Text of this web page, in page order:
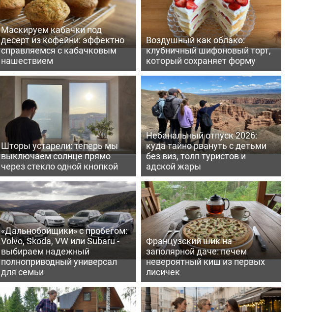
Маскируем кабачки под
десерт из кофейни: эффектно
справляемся с кабачковым
нашествием
Воздушный как облако:
клубничный шифоновый торт,
который сохраняет форму
Шторы устарели: теперь мы
выключаем солнце прямо
через стекло одной кнопкой
Небанальный отпуск 2026:
куда тайно рвануть с детьми
без виз, толп туристов и
адской жары
«Дальнобойщики» с пробегом:
Volvo, Skoda, VW или Subaru -
выбираем надежный
полноприводный универсал
для семьи
Французский шик на
заполярной даче: печем
невероятный киш из первых
лисичек